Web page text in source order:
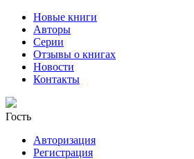
Новые книги
Авторы
Серии
Отзывы о книгах
Новости
Контакты
Гость
Авторизация
Регистрация